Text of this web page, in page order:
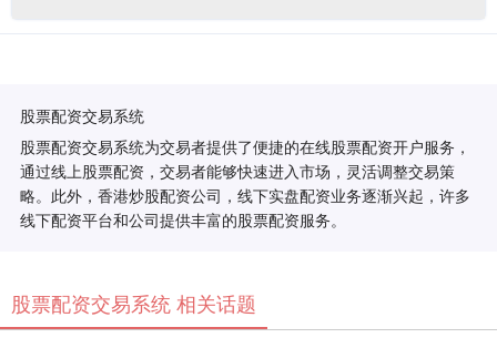
股票配资交易系统
股票配资交易系统为交易者提供了便捷的在线股票配资开户服务，
通过线上股票配资，交易者能够快速进入市场，灵活调整交易策
略。此外，香港炒股配资公司，线下实盘配资业务逐渐兴起，许多
线下配资平台和公司提供丰富的股票配资服务。
股票配资交易系统 相关话题